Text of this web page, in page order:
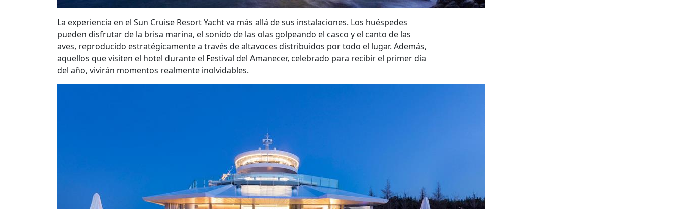
La experiencia en el Sun Cruise Resort Yacht va más allá de sus instalaciones. Los huéspedes
pueden disfrutar de la brisa marina, el sonido de las olas golpeando el casco y el canto de las
aves, reproducido estratégicamente a través de altavoces distribuidos por todo el lugar. Además,
aquellos que visiten el hotel durante el Festival del Amanecer, celebrado para recibir el primer día
del año, vivirán momentos realmente inolvidables.